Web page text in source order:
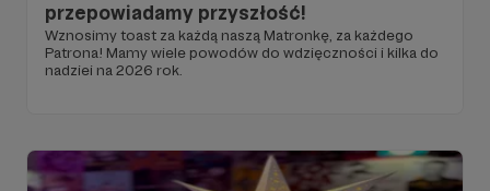
przepowiadamy przyszłość!
Wznosimy toast za każdą naszą Matronkę, za każdego
Patrona! Mamy wiele powodów do wdzięczności i kilka do
nadziei na 2026 rok.